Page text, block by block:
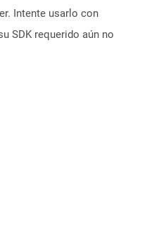
Intente usarlo con
SDK requerido aún no